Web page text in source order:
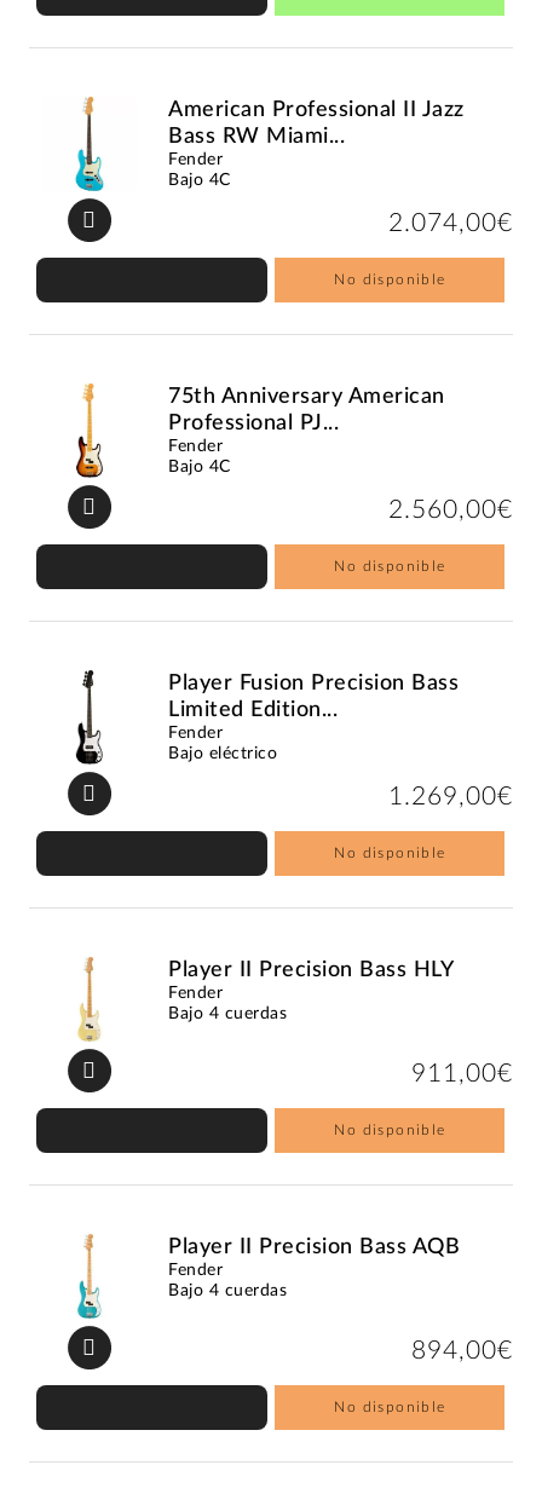
American Professional II Jazz
Bass RW Miami...
Fender
Bajo 4C
2.074,00€
No disponible
75th Anniversary American
Professional PJ...
Fender
Bajo 4C
2.560,00€
No disponible
Player Fusion Precision Bass
Limited Edition...
Fender
Bajo eléctrico
1.269,00€
No disponible
Player II Precision Bass HLY
Fender
Bajo 4 cuerdas
911,00€
No disponible
Player II Precision Bass AQB
Fender
Bajo 4 cuerdas
894,00€
No disponible